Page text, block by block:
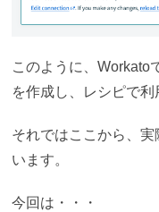
このように、Workato
を作成し、レシピで利
それではここから、
います。
今回は・・・